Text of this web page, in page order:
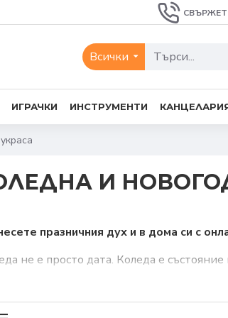
Всички
ИГРАЧКИ ИНСТРУМЕНТИ
И
празничния дух и в дома си с
не е просто дата. Коледа е
която ни вдъхновява да